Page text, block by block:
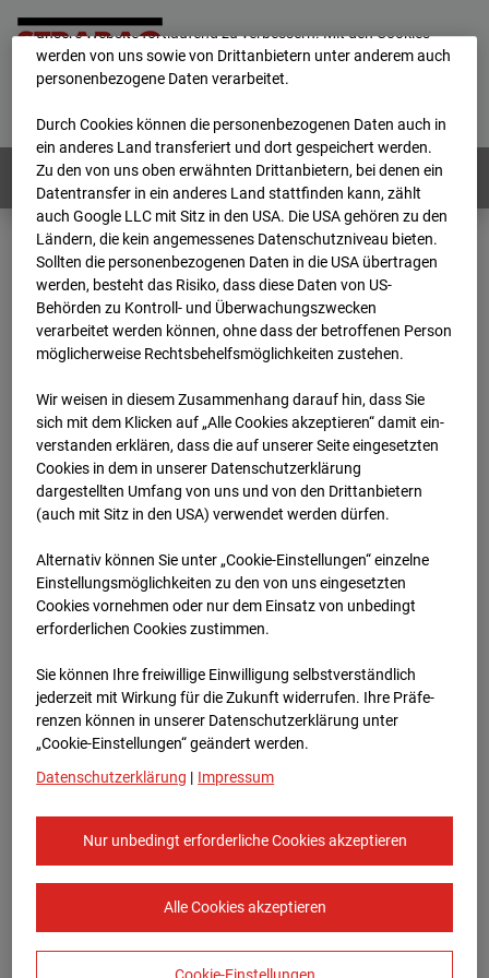
Home E-Mail Impressum
Deutsch / English
Webcams: Alle Länder
Home
Deutschland
BC-145 - BV Wohnquartett Heddesheim
Archiv
2024 11 29 12:10
BC-145 - BV
Wohnquartett
Heddesheim
Heddesheim
Zur Übersicht
Archivdatum: 29.11.2024 12:10,
Europe/Berlin
unsere Website fortlaufend zu verbessern. Mit den Cookies
werden von uns sowie von Drittanbietern unter anderem auch
personenbezogene Daten verarbeitet.
Durch Cookies können die personenbezogenen Daten auch in
ein anderes Land transferiert und dort gespeichert werden.
Zu den von uns oben erwähnten Drittanbietern, bei denen ein
Datentransfer in ein anderes Land stattfinden kann, zählt
auch Google LLC mit Sitz in den USA. Die USA gehören zu den
Ländern, die kein angemessenes Datenschutzniveau bieten.
Sollten die personenbezogenen Daten in die USA übertragen
werden, besteht das Risiko, dass diese Daten von US-
Behörden zu Kontroll- und Überwachungszwecken
verarbeitet werden können, ohne dass der betroffenen Person
möglicherweise Rechtsbehelfsmöglichkeiten zustehen.
Wir weisen in diesem Zusammenhang darauf hin, dass Sie
sich mit dem Klicken auf „Alle Cookies akzeptieren“ damit ein­
ver­standen erklären, dass die auf unserer Seite eingesetzten
Cookies in dem in unserer Datenschutzerklärung
dargestellten Umfang von uns und von den Drittanbietern
(auch mit Sitz in den USA) verwendet werden dürfen.
Alternativ können Sie unter „Cookie-Einstellungen“ einzelne
Einstellungsmöglichkeiten zu den von uns eingesetzten
Cookies vornehmen oder nur dem Einsatz von unbedingt
erforderlichen Cookies zustimmen.
Sie können Ihre freiwillige Einwilligung selbstverständlich
jederzeit mit Wirkung für die Zukunft widerrufen. Ihre Prä­fe­
renzen können in unserer Datenschutzerklärung unter
„Cookie-Einstellungen“ geändert werden.
Datenschutzerklärung | Impressum
Nur unbedingt erforderliche Cookies akzeptieren
Alle Cookies akzeptieren